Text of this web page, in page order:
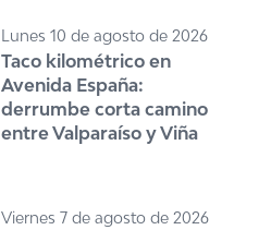
Lunes 10 de agosto de 2026
Taco kilométrico en
Avenida España:
derrumbe corta camino
entre Valparaíso y Viña
Viernes 7 de agosto de 2026